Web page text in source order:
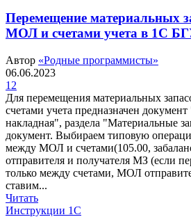
Перемещение материальных
МОЛ и счетами учета в 1С
Автор «Родные программисты»
06.06.2023
12
Для перемещения материальных
счетами учета предназначен
накладная", раздела "Материальные
документ. Выбираем типовую
между МОЛ и счетами(105.00,
отправителя и получателя МЗ (если
только между счетами, МОЛ
ставим...
Читать
Инструкции 1С